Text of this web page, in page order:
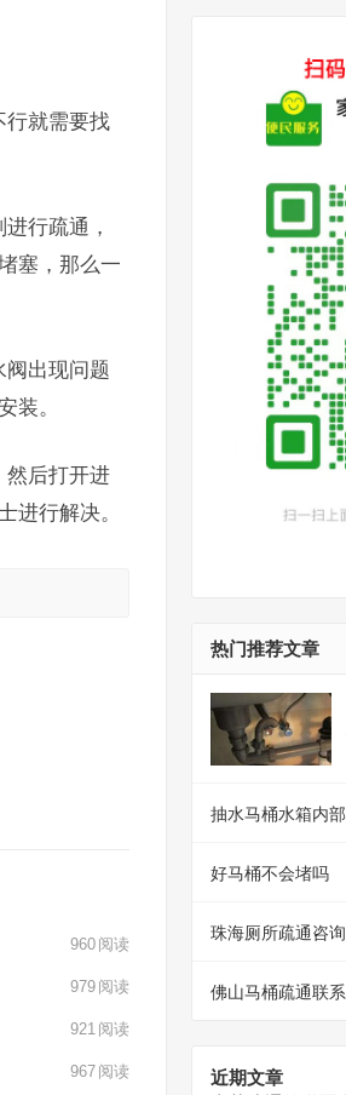
行就需要找
行疏通，
塞，那么一
阀出现问题
装。
然后打开进
进行解决。
960 阅读
979 阅读
921 阅读
967 阅读
热门推荐文章
抽水马桶水箱内
好马桶不会堵吗
珠海厕所疏通咨
佛山马桶疏通联
近期文章